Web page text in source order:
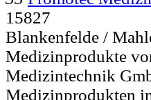
15827
Blankenfelde /
Medizinprodukte
Medizintechnik
Medizinprodukten